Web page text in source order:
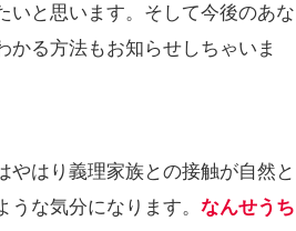
いと思います。そして今後のあな
る方法もお知らせしちゃいま
はり義理家族との接触が自然と
な気分になります。 なんせうち